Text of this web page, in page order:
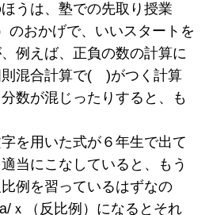
うは、塾での先取り授業
のおかげで、いいスタートを
例えば、正負の数の計算に
則混合計算で( )がつく計算
数が混じったりすると、も
を用いた式が６年生で出て
当にこなしていると、もう
例を習っているはずなの
ｘ（反比例）になるとそれ